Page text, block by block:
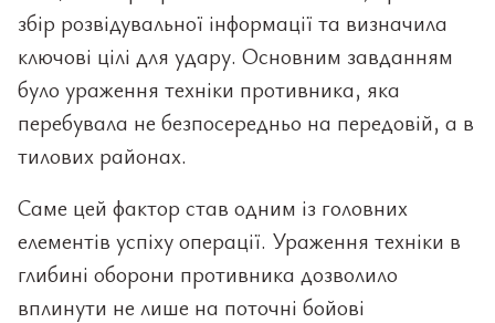
збір розвідувальної інформації та визначила
ключові цілі для удару. Основним завданням
було ураження техніки противника, яка
перебувала не безпосередньо на передовій, а в
тилових районах.
Саме цей фактор став одним із головних
елементів успіху операції. Ураження техніки в
глибині оборони противника дозволило
вплинути не лише на поточні бойові